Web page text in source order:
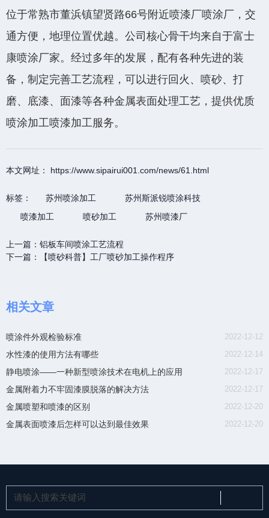
位于常熟市董浜镇望贤路66号附近喷漆厂喷涂厂，交
通方便，地理位置优越。公司核心骨干均来自于富士
康喷涂厂家。经过多年的发展，配有各种先进的装
备，制定完善工艺流程，可以进行回火、喷砂、打
磨、底漆、面漆等各种金属表面处理工艺，提供优质
喷涂加工喷漆加工服务。
本文网址： https://www.sipairui001.com/news/61.html
标签： 苏州喷涂加工
苏州斯派锐喷涂科技
喷漆加工
喷砂加工 苏州喷漆厂
上一篇： 铝板车间喷涂工艺流程
下一篇：
【喷砂科普】工厂喷砂加工操作程序
相关文章
2022-12-12
喷涂件外观检验标准
2022-12-14
水性漆的使用方法有哪些
2022-12-17
静电喷涂——一种新型喷涂技术在电机上的应用
2022-12-17
金属附着力不牢固漆膜脱落的解决方法
2022-12-20
金属喷塑和喷漆的区别
2022-12-20
金属表面喷漆后怎样可以达到最佳效果